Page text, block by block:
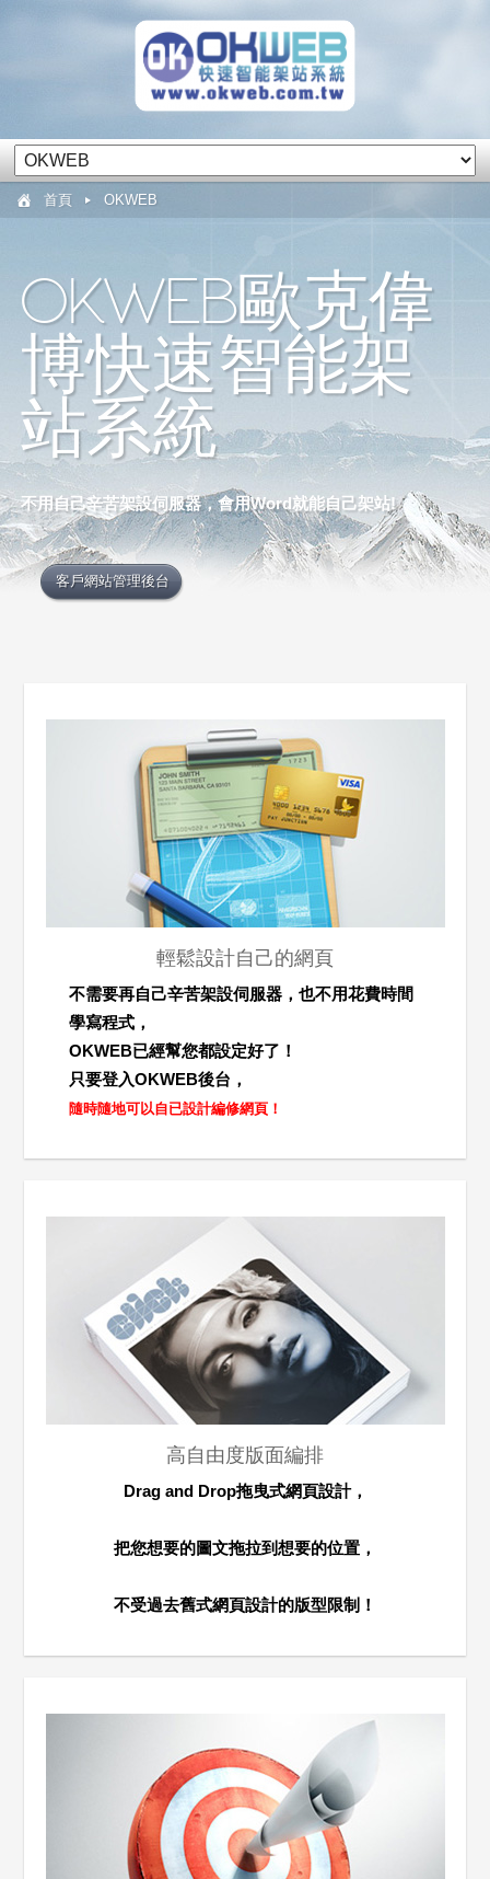
首頁 OKWEB
OKWEB歐克偉
博快速智能架
站系統
不用自己辛苦架設伺服器，會用Word就能自己架站!
客戶網站管理後台
輕鬆設計自己的網頁
不需要再自己辛苦架設伺服器，也不用花費時間
學寫程式，
OKWEB已經幫您都設定好了！
只要登入OKWEB後台，
隨時隨地可以自已設計編修網頁！
高自由度版面編排
Drag and Drop拖曳式網頁設計，
把您想要的圖文拖拉到想要的位置，
不受過去舊式網頁設計的版型限制！